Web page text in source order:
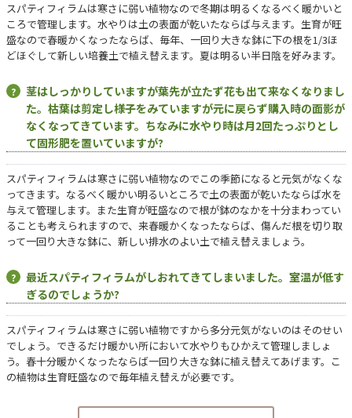
スパティフィラムは寒さに弱い植物なので冬期は明るくなるべく暖かいと
ころで管理します。水やりは土の表面が乾いたならば与えます。生育が旺
盛なので春暖かくなったならば、毎年、一回り大きな鉢に下の根を1/3ほ
どほぐして新しい培養土で植え替えます。夏は明るい半日陰を好みます。
茎はしっかりしていますが葉先が立たず花も出て来なくなりまし
た。枯葉は剪定し様子をみていますが元に戻らず購入時の面影が
なくなってきています。ちなみに水やり時は月2回たっぷりとし
て固形肥を置いていますが?
スパティフィラムは寒さに弱い植物なのでこの季節になると元気がなくな
ってきます。なるべく暖かい明るいところで土の表面が乾いたならば水を
与えて管理します。また生育が旺盛なので根が鉢のなかを十分まわってい
ることも考えられますので、来春暖かくなったならば、傷んだ根を切り取
って一回り大きな鉢に、新しい排水のよい土で植え替えましょう。
最近スパティフィラムがしおれてきてしまいました。室温が低す
ぎるのでしょうか?
スパティフィラムは寒さに弱い植物ですから多分元気がないのはそのせい
でしょう。できるだけ暖かい所において水やりもひかえて管理しましょ
う。春十分暖かくなったならば一回り大きな鉢に植え替えてあげます。こ
の植物は生育旺盛なので毎年植え替えが必要です。